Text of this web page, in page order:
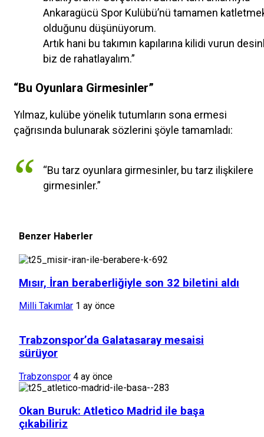
Ankaragücü Spor Kulübü’nü tamamen
olduğunu düşünüyorum.
Artık hani bu takımın kapılarına kilidi vurun
biz de rahatlayalım.”
“Bu Oyunlara Girmesinler”
Yılmaz, kulübe yönelik tutumların sona ermesi
çağrısında bulunarak sözlerini şöyle tamamladı:
“Bu tarz oyunlara girmesinler, bu tarz ilişkilere
girmesinler.”
Benzer Haberler
Mısır, İran beraberliğiyle son 32 biletini aldı
Milli Takımlar 1 ay önce
Trabzonspor’da Galatasaray mesaisi
sürüyor
Trabzonspor 4 ay önce
Okan Buruk: Atletico Madrid ile başa
çıkabiliriz